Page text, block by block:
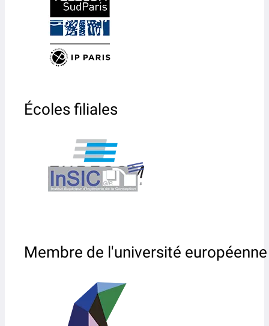
Écoles filiales
Membre de l'université européenne